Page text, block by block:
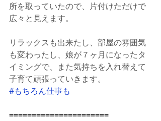
所を取っていたので、片付けただけで
広々と見えます。
リラックスも出来たし、部屋の雰囲気
も変わったし、娘が７ヶ月になったタ
イミングで、また気持ちを入れ替えて
子育て頑張っていきます。
#もちろん仕事も
======================